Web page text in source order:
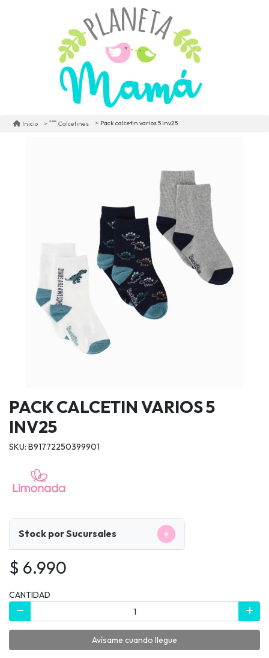
Inicio Calcetines Pack calcetin varios 5 inv25
PACK CALCETIN VARIOS 5
INV25
SKU: B91772250399901
Stock por Sucursales +
$ 6.990
CANTIDAD
Avísame cuando llegue